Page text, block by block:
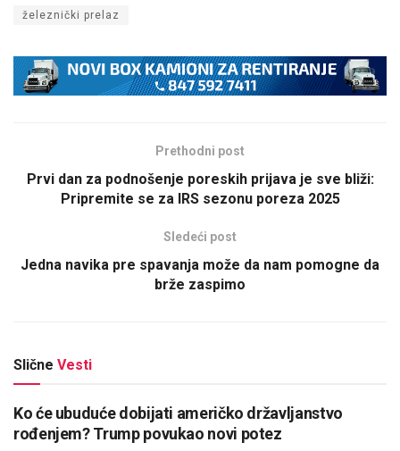
železnički prelaz
Prethodni post
Prvi dan za podnošenje poreskih prijava je sve bliži:
Pripremite se za IRS sezonu poreza 2025
Sledeći post
Jedna navika pre spavanja može da nam pomogne da
brže zaspimo
Slične Vesti
Ko će ubuduće dobijati američko državljanstvo
rođenjem? Trump povukao novi potez